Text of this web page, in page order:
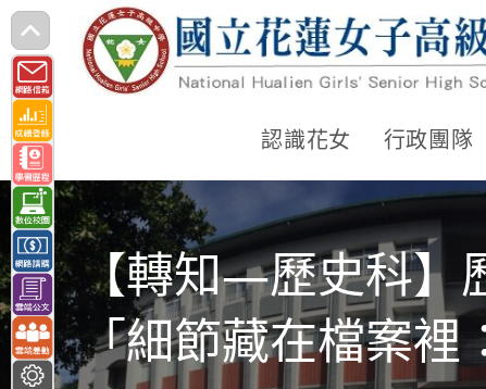
跳
轉
至
主
要
內
容
認識花女 行政團隊
【轉知—歷史科】
「細節藏在檔案裡